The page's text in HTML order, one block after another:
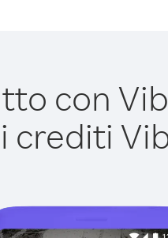
con
crediti